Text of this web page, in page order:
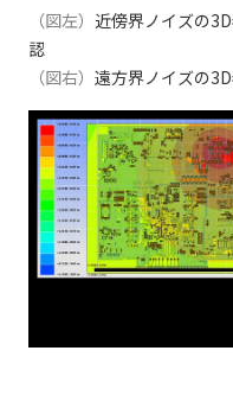
（図左） 近傍界ノイズの
認
（図右） 遠方界ノイズの